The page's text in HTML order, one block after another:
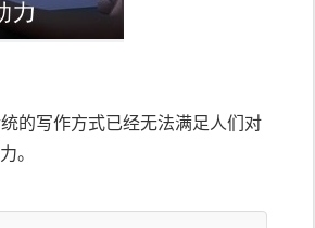
的写作方式已经无法满足人们对
。